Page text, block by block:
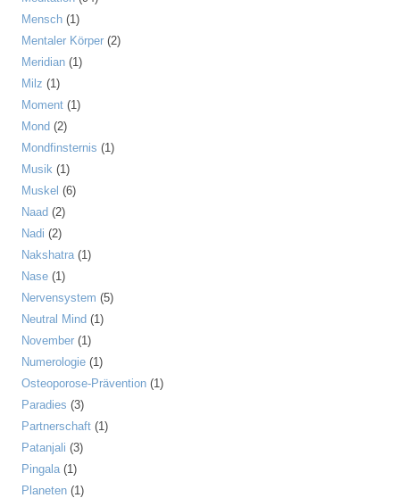
Mensch (1)
Mentaler Körper (2)
Meridian (1)
Milz (1)
Moment (1)
Mond (2)
Mondfinsternis (1)
Musik (1)
Muskel (6)
Naad (2)
Nadi (2)
Nakshatra(1)
Nase (1)
Nervensystem (5)
Neutral Mind (1)
November (1)
Numerologie (1)
Osteoporose-Prävention (1)
Paradies (3)
Partnerschaft (1)
Patanjali (3)
Pingala(1)
Planeten (1)